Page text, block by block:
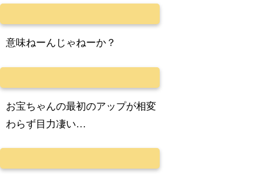
意味ねーんじゃねーか？
お宝ちゃんの最初のアップが相変
わらず目力凄い…